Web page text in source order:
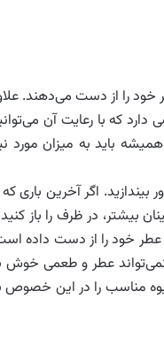
خود را از دست می‌دهند.
دارد که با رعایت آن
باید به میزان مورد
اگر آخرین باری که
بیشتر، در ظرف را باز
عطر خود را از دست داده
نمی‌تواند عطر و طعمی ‌خوش
مناسب را در این خصوص